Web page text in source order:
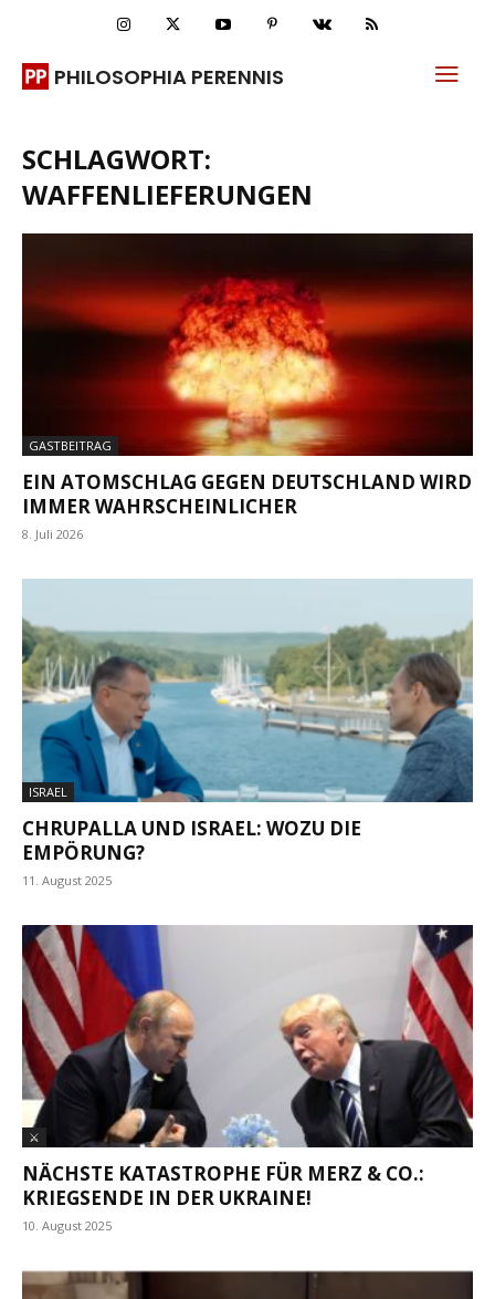
PHILOSOPHIA PERENNIS
SCHLAGWORT:
WAFFENLIEFERUNGEN
GASTBEITRAG
EIN ATOMSCHLAG GEGEN DEUTSCHLAND WIRD
IMMER WAHRSCHEINLICHER
8. Juli 2026
ISRAEL
CHRUPALLA UND ISRAEL: WOZU DIE
EMPÖRUNG?
11. August 2025
⚔
NÄCHSTE KATASTROPHE FÜR MERZ & CO.:
KRIEGSENDE IN DER UKRAINE!
10. August 2025